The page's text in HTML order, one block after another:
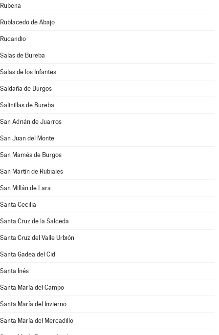
Rubena
Rublacedo de Abajo
Rucandio
Salas de Bureba
Salas de los Infantes
Saldaña de Burgos
Salinillas de Bureba
San Adrián de Juarros
San Juan del Monte
San Mamés de Burgos
San Martín de Rubiales
San Millán de Lara
Santa Cecilia
Santa Cruz de la Salceda
Santa Cruz del Valle Urbión
Santa Gadea del Cid
Santa Inés
Santa María del Campo
Santa María del Invierno
Santa María del Mercadillo